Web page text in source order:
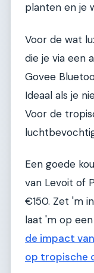
planten en je
Voor de wat
die je via een
Govee
Ideaal als je
Voor de
Een goede
van Levoit of
€150. Zet 'm
laat 'm op
de impact
op tropische